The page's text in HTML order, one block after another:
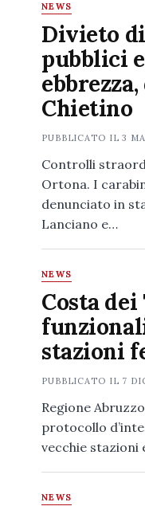
NEWS
Divieto
pubblici
Chietino
PUBBLICATO IL3
Controlli
Ortona. I
denunciato in
Lanciano e…
NEWS
Costa
stazioni
PUBBLICATO IL 7
Regione
protocollo
vecchie stazioni
NEWS